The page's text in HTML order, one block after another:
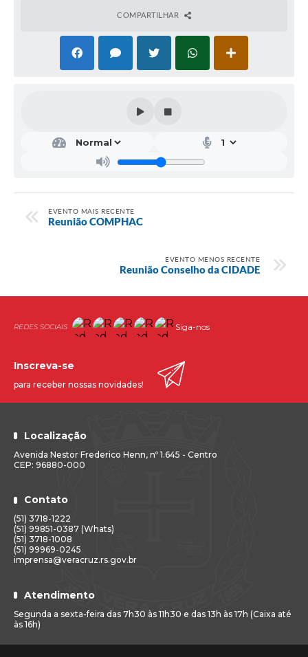
COMPARTILHAR
EVENTO MAIS RECENTE
Reunião COMPHAC
EVENTO MENOS RECENTE
Reunião Conselho da CIDADE
Siga-nos
Localização
Avenida Nestor Frederico Henn, nº 1.645 - Centro
CEP: 96880-000
Contato
(51) 3718-1222
(51) 99851-0387 (Whats)
(51) 3718-1008
(51) 99969-0245
imprensa@veracruz.rs.gov.br
Atendimento
Segunda a sexta-feira das 7h30 às 11h30 e das 13h às 17h (Caixa até
às 16h)
Inscreva-se
para receber nossas novidades!